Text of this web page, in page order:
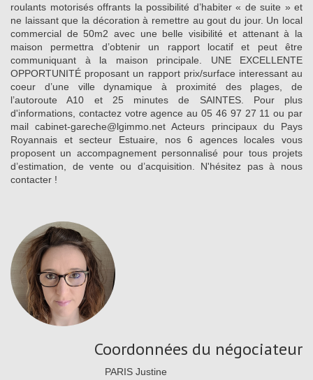
roulants motorisés offrants la possibilité d’habiter « de suite » et
ne laissant que la décoration à remettre au gout du jour. Un local
commercial de 50m2 avec une belle visibilité et attenant à la
maison permettra d’obtenir un rapport locatif et peut être
communiquant à la maison principale. UNE EXCELLENTE
OPPORTUNITÉ proposant un rapport prix/surface interessant au
coeur d’une ville dynamique à proximité des plages, de
l’autoroute A10 et 25 minutes de SAINTES. Pour plus
d'informations, contactez votre agence au 05 46 97 27 11 ou par
mail cabinet-gareche@lgimmo.net Acteurs principaux du Pays
Royannais et secteur Estuaire, nos 6 agences locales vous
proposent un accompagnement personnalisé pour tous projets
d’estimation, de vente ou d’acquisition. N'hésitez pas à nous
contacter !
Coordonnées du négociateur
PARIS Justine